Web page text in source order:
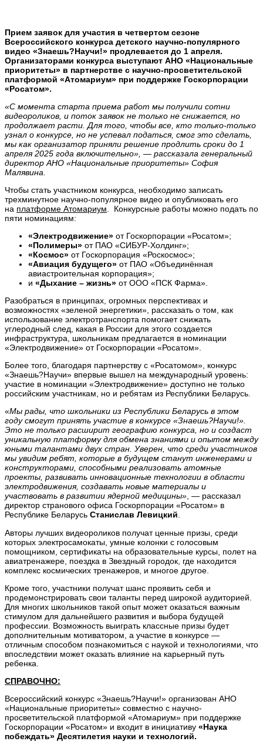
Прием заявок для участия в четвертом сезоне
Всероссийского конкурса детского научно-популярного
видео «Знаешь?Научи!» продлевается до 1 апреля.
Организаторами конкурса выступают АНО «Национальные
приоритеты» в партнерстве с научно-просветительской
платформой «Атомариум» при поддержке Госкорпорации
«Росатом».
«С момента старта приема работ мы получили сотни
видеороликов, и поток заявок не только не снижается, но
продолжает расти. Для того, чтобы все, кто только-только
узнал о конкурсе, но не успевал податься, смог это сделать,
мы как организатор приняли решение продлить сроки до 1
апреля 2025 года включительно», — рассказала генеральный
директор АНО «Национальные приоритеты» София
Малявина.
Чтобы стать участником конкурса, необходимо записать
трехминутное научно-популярное видео и опубликовать его
на платформе Атомариум . Конкурсные работы можно подать по
пяти номинациям:
«Электродвижение» от Госкорпорации «Росатом»;
«Полимеры» от ПАО «СИБУР-Холдинг»;
«Космос» от Госкорпорация «Роскосмос»;
«Авиация будущего» от ПАО «Объединённая
авиастроительная корпорация»;
и «Дыхание – жизнь» от ООО «ПСК Фарма».
Разобраться в принципах, огромных перспективах и
возможностях «зеленой энергетики», рассказать о том, как
использование электротранспорта помогает снижать
углеродный след, какая в России для этого создается
инфраструктура, школьникам предлагается в номинации
«Электродвижение» от Госкорпорации «Росатом».
Более того, благодаря партнерству с «Росатомом», конкурс
«Знаешь?Научи» впервые вышел на международный уровень:
участие в номинации «Электродвижение» доступно не только
российским участникам, но и ребятам из Республики Беларусь.
«Мы рады, что школьники из Республики Беларусь в этом
году смогут принять участие в конкурсе «Знаешь?Научи!».
Это не только расширит географию конкурса, но и создаст
уникальную платформу для обмена знаниями и опытом между
юными талантами двух стран. Уверен, что среди участников
мы увидим ребят, которые в будущем станут инженерами и
конструкторами, способными реализовать атомные
проекты, развивать инновационные технологии в области
электродвижения, создавать новые материалы и
участвовать в развитии ядерной медицины», — рассказал
директор странового офиса Госкорпорации «Росатом» в
Республике Беларусь Станислав Левицкий.
Авторы лучших видеороликов получат ценные призы, среди
которых электросамокаты, умные колонки с голосовым
помощником, сертификаты на образовательные курсы, полет на
авиатренажере, поездка в Звездный городок, где находится
комплекс космических тренажеров, и многое другое.
Кроме того, участники получат шанс проявить себя и
продемонстрировать свои таланты перед широкой аудиторией.
Для многих школьников такой опыт может оказаться важным
стимулом для дальнейшего развития и выбора будущей
профессии. Возможность выиграть классные призы будет
дополнительным мотиватором, а участие в конкурсе —
отличным способом познакомиться с наукой и технологиями, что
впоследствии может оказать влияние на карьерный путь
ребенка.
СПРАВОЧНО:
Всероссийский конкурс «Знаешь?Научи!» организован АНО
«Национальные приоритеты» совместно с научно-
просветительской платформой «Атомариум» при поддержке
Госкорпорации «Росатом» и входит в инициативу «Наука
побеждать» Десятилетия науки и технологий.